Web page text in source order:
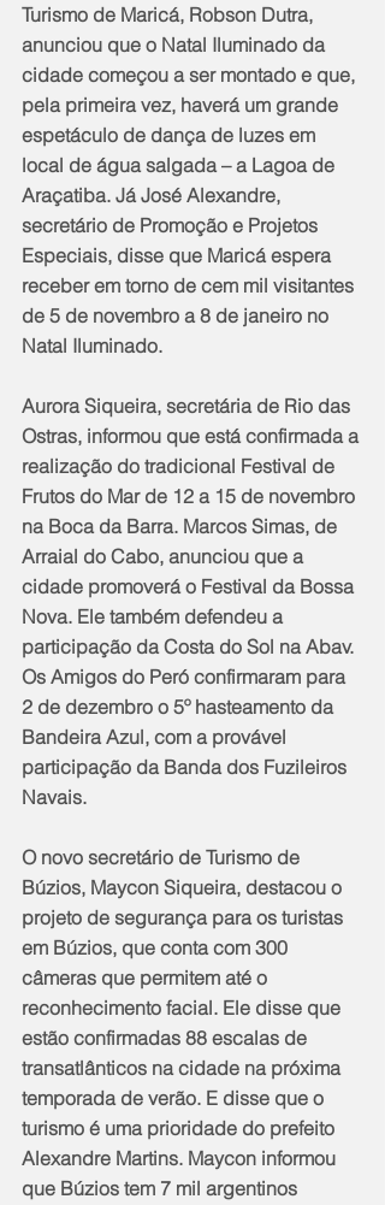
Turismo de Maricá, Robson Dutra,
anunciou que o Natal Iluminado da
cidade começou a ser montado e que,
pela primeira vez, haverá um grande
espetáculo de dança de luzes em
local de água salgada – a Lagoa de
Araçatiba. Já José Alexandre,
secretário de Promoção e Projetos
Especiais, disse que Maricá espera
receber em torno de cem mil visitantes
de 5 de novembro a 8 de janeiro no
Natal Iluminado.
Aurora Siqueira, secretária de Rio das
Ostras, informou que está confirmada a
realização do tradicional Festival de
Frutos do Mar de 12 a 15 de novembro
na Boca da Barra. Marcos Simas, de
Arraial do Cabo, anunciou que a
cidade promoverá o Festival da Bossa
Nova. Ele também defendeu a
participação da Costa do Sol na Abav.
Os Amigos do Peró confirmaram para
2 de dezembro o 5º hasteamento da
Bandeira Azul, com a provável
participação da Banda dos Fuzileiros
Navais.
O novo secretário de Turismo de
Búzios, Maycon Siqueira, destacou o
projeto de segurança para os turistas
em Búzios, que conta com 300
câmeras que permitem até o
reconhecimento facial. Ele disse que
estão confirmadas 88 escalas de
transatlânticos na cidade na próxima
temporada de verão. E disse que o
turismo é uma prioridade do prefeito
Alexandre Martins. Maycon informou
que Búzios tem 7 mil argentinos